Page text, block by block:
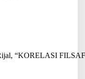
“KORELASI